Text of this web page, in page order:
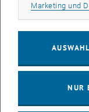
Marketing und
NUR